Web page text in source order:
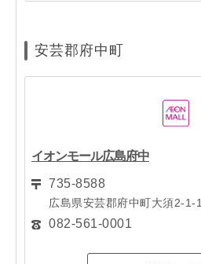
安芸郡府中町
イオンモール広島府中
735-8588
広島県安芸郡府中町大須2-1-1
082-561-0001